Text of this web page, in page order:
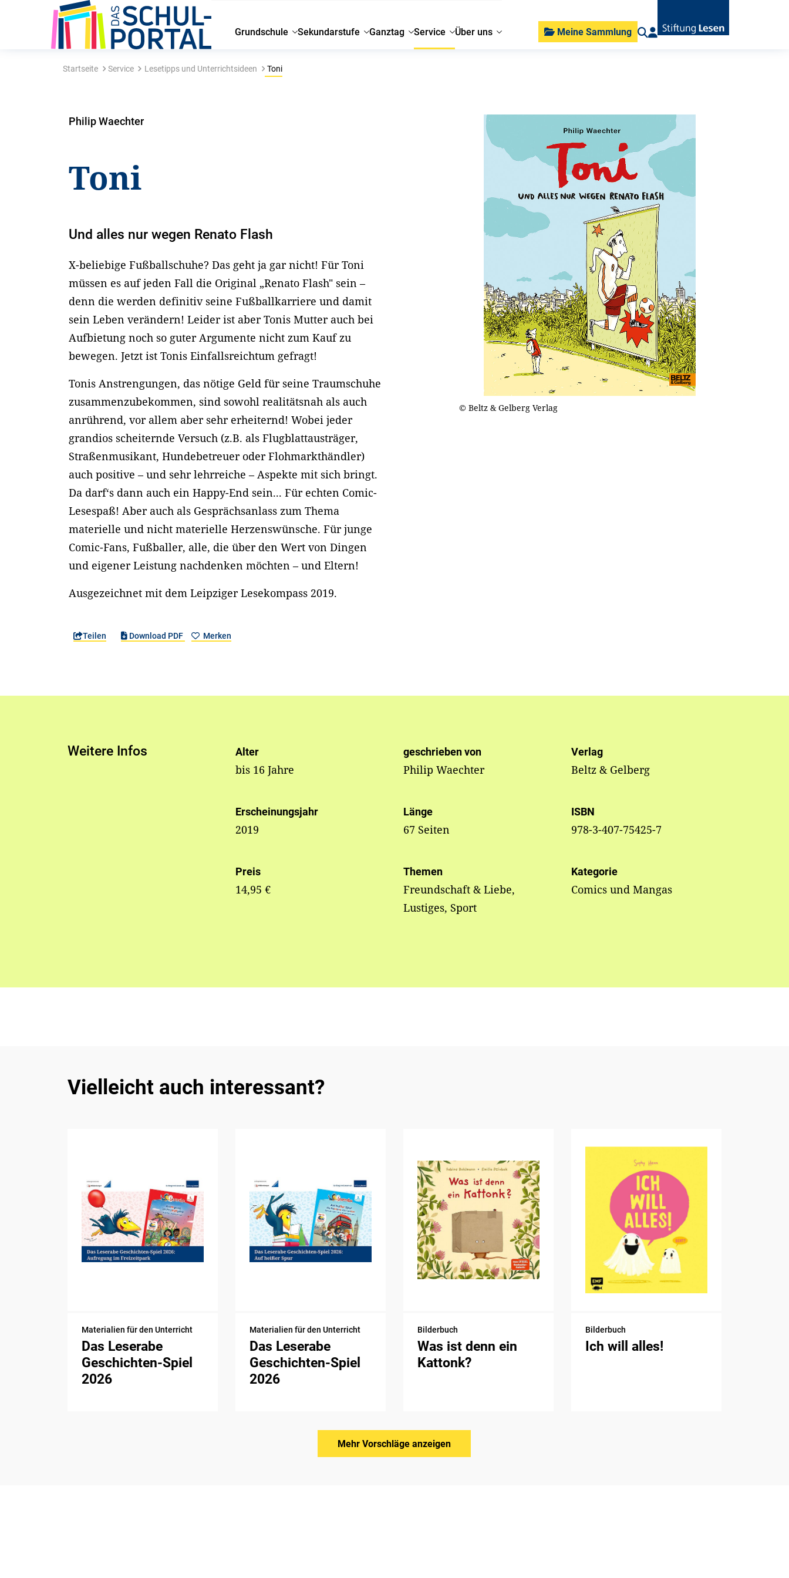
Grundschule Sekundarstufe Ganztag Service Über uns Meine Sammlung
Startseite Service Lesetipps und Unterrichtsideen Toni
Philip Waechter
Toni
Und alles nur wegen Renato Flash
X-beliebige Fußballschuhe? Das geht ja gar nicht! Für Toni
müssen es auf jeden Fall die Original „Renato Flash" sein –
denn die werden definitiv seine Fußballkarriere und damit
sein Leben verändern! Leider ist aber Tonis Mutter auch bei
Aufbietung noch so guter Argumente nicht zum Kauf zu
bewegen. Jetzt ist Tonis Einfallsreichtum gefragt!
Tonis Anstrengungen, das nötige Geld für seine Traumschuhe
zusammenzubekommen, sind sowohl realitätsnah als auch
anrührend, vor allem aber sehr erheiternd! Wobei jeder
grandios scheiternde Versuch (z.B. als Flugblattausträger,
Straßenmusikant, Hundebetreuer oder Flohmarkthändler)
auch positive – und sehr lehrreiche – Aspekte mit sich bringt.
Da darf‘s dann auch ein Happy-End sein... Für echten Comic-
Lesespaß! Aber auch als Gesprächsanlass zum Thema
materielle und nicht materielle Herzenswünsche. Für junge
Comic-Fans, Fußballer, alle, die über den Wert von Dingen
und eigener Leistung nachdenken möchten – und Eltern!
Ausgezeichnet mit dem Leipziger Lesekompass 2019.
Teilen Download PDF Merken
© Beltz & Gelberg Verlag
Weitere Infos Alter
bis 16 Jahre
geschrieben von
Philip Waechter
Verlag
Beltz & Gelberg
Erscheinungsjahr
2019
Länge
67 Seiten
ISBN
978-3-407-75425-7
Preis
14,95 €
Themen
Freundschaft & Liebe,
Lustiges, Sport
Kategorie
Comics und Mangas
Vielleicht auch interessant?
Materialien für den Unterricht
Das Leserabe
Geschichten-Spiel
2026
Materialien für den Unterricht
Das Leserabe
Geschichten-Spiel
2026
Bilderbuch
Was ist denn ein
Kattonk?
Bilderbuch
Ich will alles!
Mehr Vorschläge anzeigen